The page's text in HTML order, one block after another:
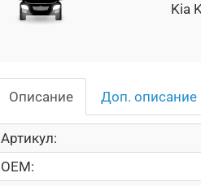
Kia
Описание Доп. описание
Артикул:
OEM: